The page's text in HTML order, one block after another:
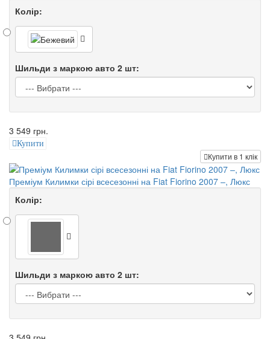
Колір:
Шильди з маркою авто 2 шт:
3 549 грн.
Купити
Купити в 1 клік
Преміум Килимки сірі всесезонні на Fiat Fiorino 2007 –, Люкс
Колір:
Шильди з маркою авто 2 шт: